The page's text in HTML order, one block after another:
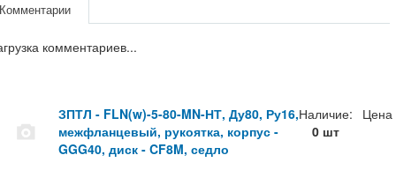
комментариев...
ЗПТЛ - FLN(w)-5-80-MN-НТ, Ду80, Ру16,
межфланцевый, рукоятка, корпус -
GGG40, диск - CF8M, седло
Наличие:
0 шт
Цена